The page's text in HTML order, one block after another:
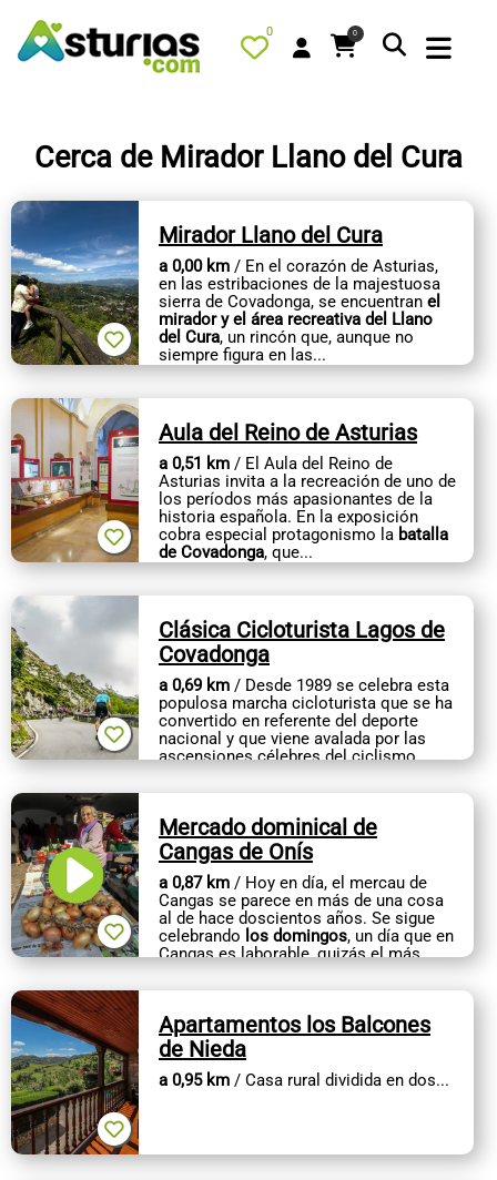
0 0
PORTADA
QUÉ HACER
ALOJAMIENTOS
RESTAURANTES
TURISMO ACTIVO
TIENDA
AGENDA
OFERTAS
CONTACTO
Cerca de Mirador Llano del Cura
Mirador Llano del Cura
a 0,00 km / En el corazón de Asturias,
en las estribaciones de la majestuosa
sierra de Covadonga, se encuentran el
mirador y el área recreativa del Llano
del Cura, un rincón que, aunque no
siempre figura en las...
Aula del Reino de Asturias
a 0,51 km / El Aula del Reino de
Asturias invita a la recreación de uno de
los períodos más apasionantes de la
historia española. En la exposición
cobra especial protagonismo la batalla
de Covadonga, que...
Clásica Cicloturista Lagos de
Covadonga
a 0,69 km / Desde 1989 se celebra esta
populosa marcha cicloturista que se ha
convertido en referente del deporte
nacional y que viene avalada por las
ascensiones célebres del ciclismo
Mercado dominical de
Cangas de Onís
a 0,87 km / Hoy en día, el mercau de
Cangas se parece en más de una cosa
al de hace doscientos años. Se sigue
celebrando los domingos, un día que en
Cangas es laborable, quizás el más
Apartamentos los Balcones
de Nieda
a 0,95 km / Casa rural dividida en dos...